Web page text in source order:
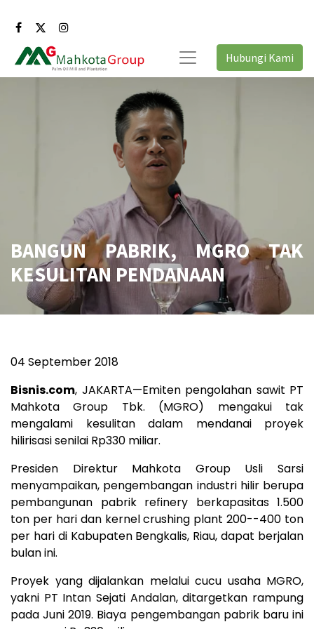
Hubungi Kami
BANGUN PABRIK, MGRO TAK
KESULITAN PENDANAAN
04 September 2018
Bisnis.com, JAKARTA—Emiten pengolahan sawit PT
Mahkota Group Tbk. (MGRO) mengakui tak
mengalami kesulitan dalam mendanai proyek
hilirisasi senilai Rp330 miliar.
Presiden Direktur Mahkota Group Usli Sarsi
menyampaikan, pengembangan industri hilir berupa
pembangunan pabrik refinery berkapasitas 1.500
ton per hari dan kernel crushing plant 200--400 ton
per hari di Kabupaten Bengkalis, Riau, dapat berjalan
bulan ini.
Proyek yang dijalankan melalui cucu usaha MGRO,
yakni PT Intan Sejati Andalan, ditargetkan rampung
pada Juni 2019. Biaya pengembangan pabrik baru ini